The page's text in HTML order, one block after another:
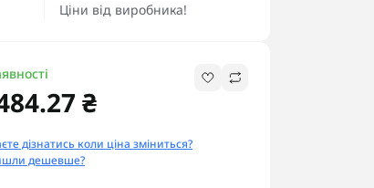
Ціни від виробника!
₴
дізнатись коли ціна зміниться?
дешевше?